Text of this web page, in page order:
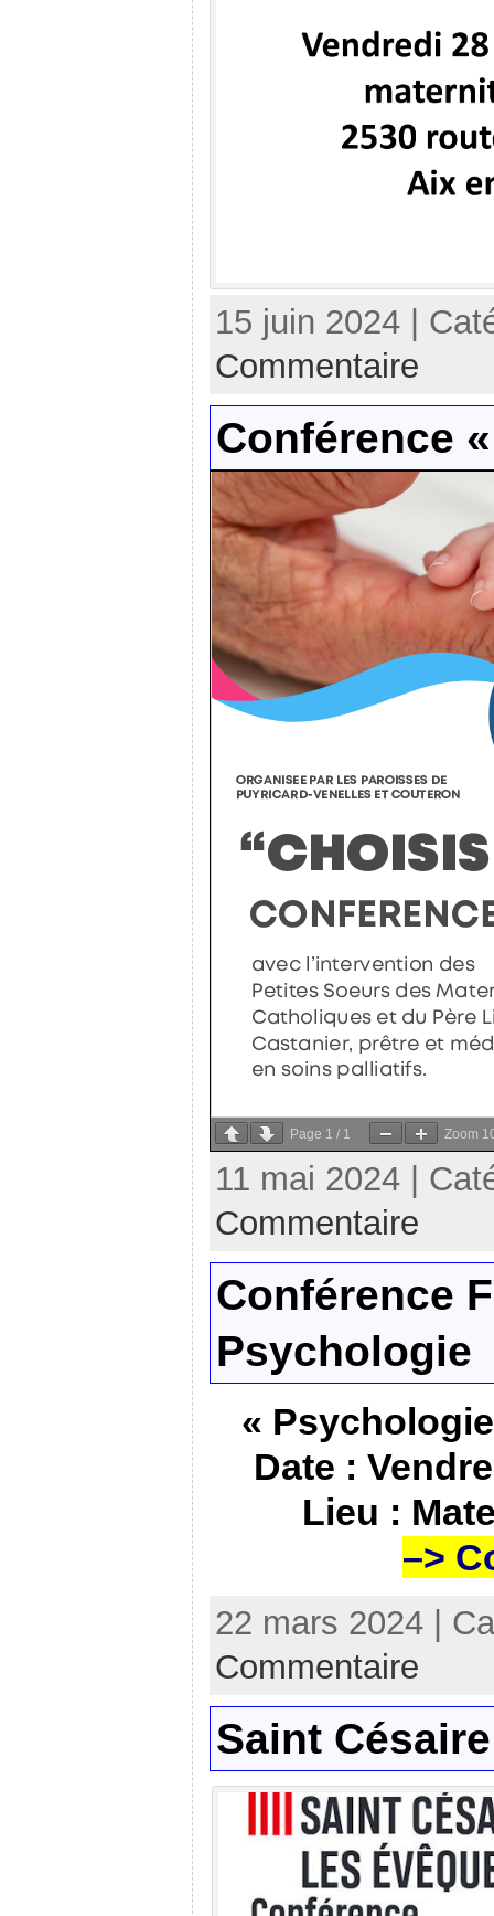
15 juin 2024 |
Commentaire
Conférence
Page 1 / 1 Zoom
11 mai 2024 |
Commentaire
Conférence
Psychologie
«
Date :
Lieu :
–>
22 mars 2024 |
Commentaire
Saint